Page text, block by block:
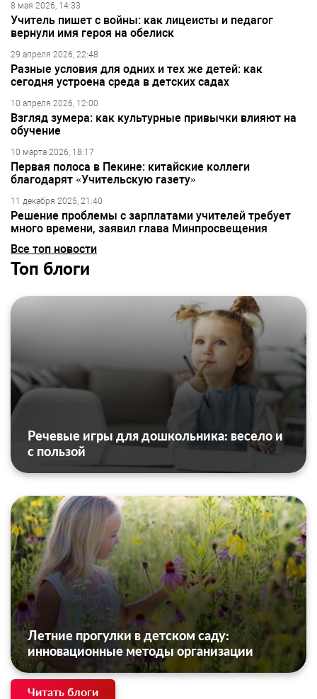
8 мая 2026, 14:33
Учитель пишет с войны: как лицеисты и педагог
вернули имя героя на обелиск
29 апреля 2026, 22:48
Разные условия для одних и тех же детей: как
сегодня устроена среда в детских садах
10 апреля 2026, 12:00
Взгляд зумера: как культурные привычки влияют на
обучение
10 марта 2026, 18:17
Первая полоса в Пекине: китайские коллеги
благодарят «Учительскую газету»
11 декабря 2025, 21:40
Решение проблемы с зарплатами учителей требует
много времени, заявил глава Минпросвещения
Все топ новости
Топ блоги
Речевые игры для дошкольника: весело и
с пользой
Летние прогулки в детском саду:
инновационные методы организации
Читать блоги